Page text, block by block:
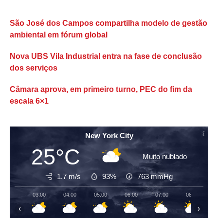
São José dos Campos compartilha modelo de gestão
ambiental em fórum global
Nova UBS Vila Industrial entra na fase de conclusão
dos serviços
Câmara aprova, em primeiro turno, PEC do fim da
escala 6×1
New York City
25°C Muito nublado
1.7 m/s 93% 763mmHg
03:00 04:00 05:00 06:00 07:00 08:00
‹ ›